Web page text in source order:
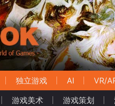
独立游戏 AI VR/
游戏美术 游戏策划